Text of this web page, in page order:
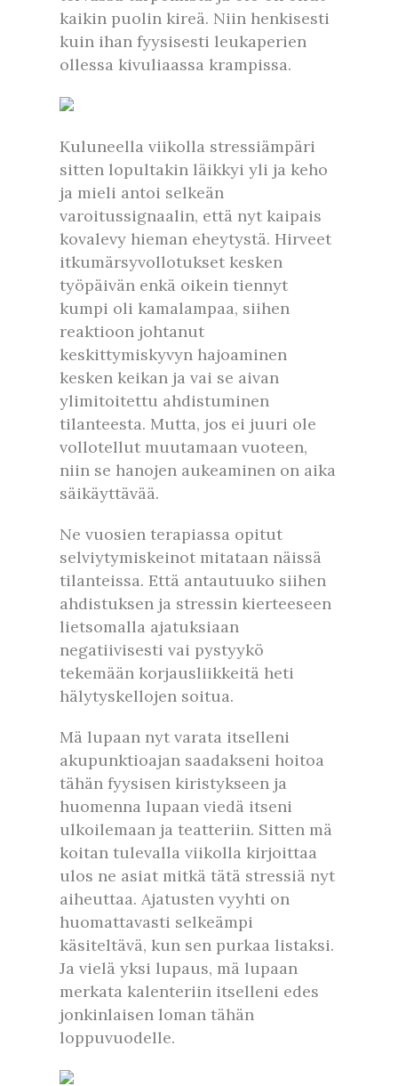
kaikin puolin kireä. Niin henkisesti
kuin ihan fyysisesti leukaperien
ollessa kivuliaassa krampissa.
Kuluneella viikolla stressiämpäri
sitten lopultakin läikkyi yli ja keho
ja mieli antoi selkeän
varoitussignaalin, että nyt kaipais
kovalevy hieman eheytystä. Hirveet
itkumärsyvollotukset kesken
työpäivän enkä oikein tiennyt
kumpi oli kamalampaa, siihen
reaktioon johtanut
keskittymiskyvyn hajoaminen
kesken keikan ja vai se aivan
ylimitoitettu ahdistuminen
tilanteesta. Mutta, jos ei juuri ole
vollotellut muutamaan vuoteen,
niin se hanojen aukeaminen on aika
säikäyttävää.
Ne vuosien terapiassa opitut
selviytymiskeinot mitataan näissä
tilanteissa. Että antautuuko siihen
ahdistuksen ja stressin kierteeseen
lietsomalla ajatuksiaan
negatiivisesti vai pystyykö
tekemään korjausliikkeitä heti
hälytyskellojen soitua.
Mä lupaan nyt varata itselleni
akupunktioajan saadakseni hoitoa
tähän fyysisen kiristykseen ja
huomenna lupaan viedä itseni
ulkoilemaan ja teatteriin. Sitten mä
koitan tulevalla viikolla kirjoittaa
ulos ne asiat mitkä tätä stressiä nyt
aiheuttaa. Ajatusten vyyhti on
huomattavasti selkeämpi
käsiteltävä, kun sen purkaa listaksi.
Ja vielä yksi lupaus, mä lupaan
merkata kalenteriin itselleni edes
jonkinlaisen loman tähän
loppuvuodelle.